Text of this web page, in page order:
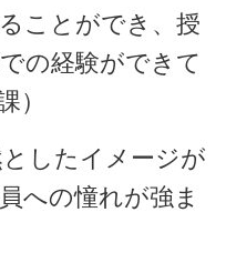
ことができ、授
の経験ができて
）
したイメージが
への憧れが強ま